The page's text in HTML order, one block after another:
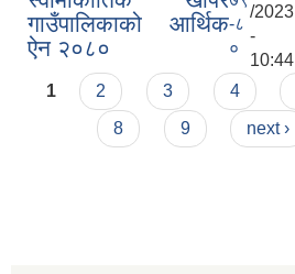
गाउँपालिकाको आर्थिक
ऐन २०८०
-८
०
/2023
-
10:44
Pages
1 2 3 4
8
9 next ›